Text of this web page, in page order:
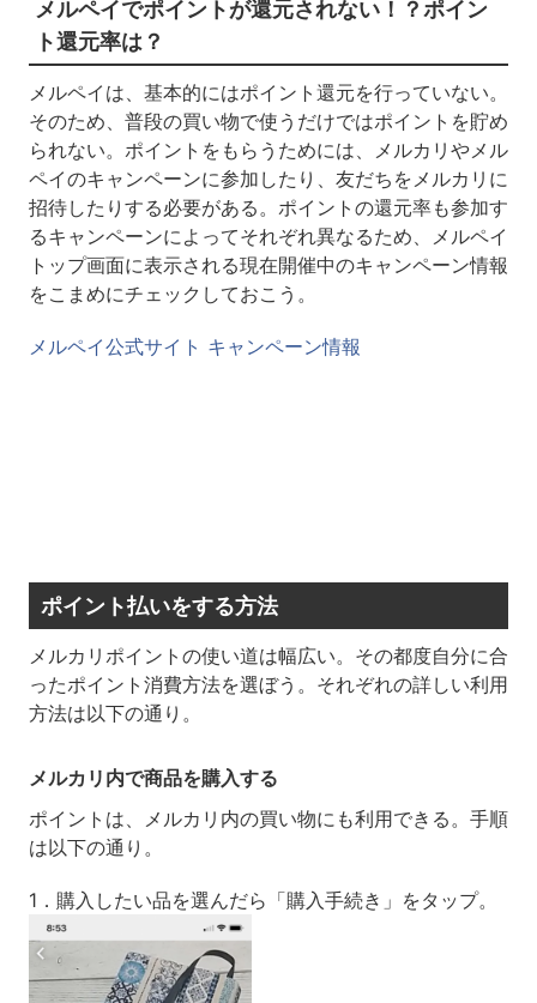
メルペイでポイントが還元されない！？ポイン
ト還元率は？
メルペイは、基本的にはポイント還元を行っていない。
そのため、普段の買い物で使うだけではポイントを貯め
られない。ポイントをもらうためには、メルカリやメル
ペイのキャンペーンに参加したり、友だちをメルカリに
招待したりする必要がある。ポイントの還元率も参加す
るキャンペーンによってそれぞれ異なるため、メルペイ
トップ画面に表示される現在開催中のキャンペーン情報
をこまめにチェックしておこう。
メルペイ公式サイト キャンペーン情報
ポイント払いをする方法
メルカリポイントの使い道は幅広い。その都度自分に合
ったポイント消費方法を選ぼう。それぞれの詳しい利用
方法は以下の通り。
メルカリ内で商品を購入する
ポイントは、メルカリ内の買い物にも利用できる。手順
は以下の通り。
1．購入したい品を選んだら「購入手続き」をタップ。